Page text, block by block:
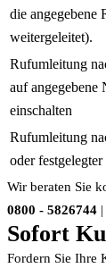
die angegebene
weitergeleitet).
Rufumleitung
auf angegebene
einschalten
Rufumleitung
oder
Wir beraten Sie
0800 - 5826744
Sofort
Fordern Sie Ihre